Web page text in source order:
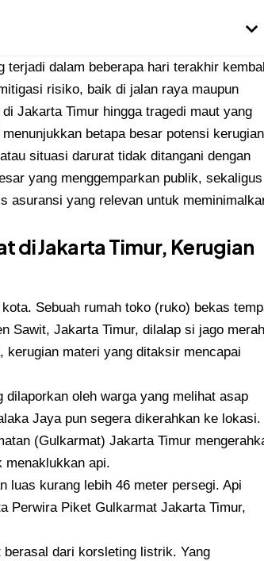
terjadi dalam beberapa hari terakhir
risiko, baik di jalan raya maupun
Jakarta Timur hingga tragedi maut yang
betapa besar potensi kerugian
situasi darurat tidak ditangani dengan
yang menggemparkan publik, sekaligus
asuransi yang relevan untuk
di Jakarta Timur, Kerugian
Sebuah rumah toko (ruko) bekas
Sawit, Jakarta Timur, dilalap si jago merah
materi yang ditaksir mencapai
oleh warga yang melihat asap
Jaya pun segera dikerahkan ke lokasi.
(Gulkarmat) Jakarta Timur
menaklukkan api.
luas kurang lebih 46 meter persegi. Api
Perwira Piket Gulkarmat Jakarta Timur,
berasal dari korsleting listrik. Yang